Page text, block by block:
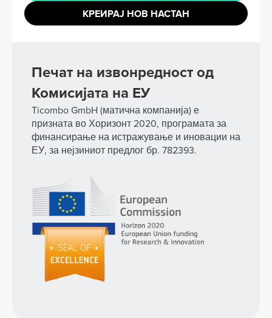
КРЕИРАЈ НОВ НАСТАН
Печат на извонредност од
Комисијата на ЕУ
Ticombo GmbH (матична компанија) е
призната во Хоризонт 2020, програмата за
финансирање на истражување и иновации на
ЕУ, за нејзиниот предлог бр. 782393.